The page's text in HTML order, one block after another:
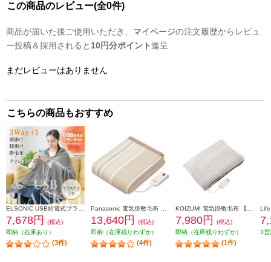
この商品のレビュー(全0件)
商品が届いた後ご使用いただき、 マイページの注文履歴からレビュ
ー投稿＆採用されると 10円分ポイント進呈
まだレビューはありません
こちらの商品もおすすめ
7,678円
(税込)
即納（在庫あり）
(3件)
13,640円
(税込)
即納（在庫残りわずか）
(4件)
7,980円
(税込)
即納（在庫残りわずか）
(1件)
3営